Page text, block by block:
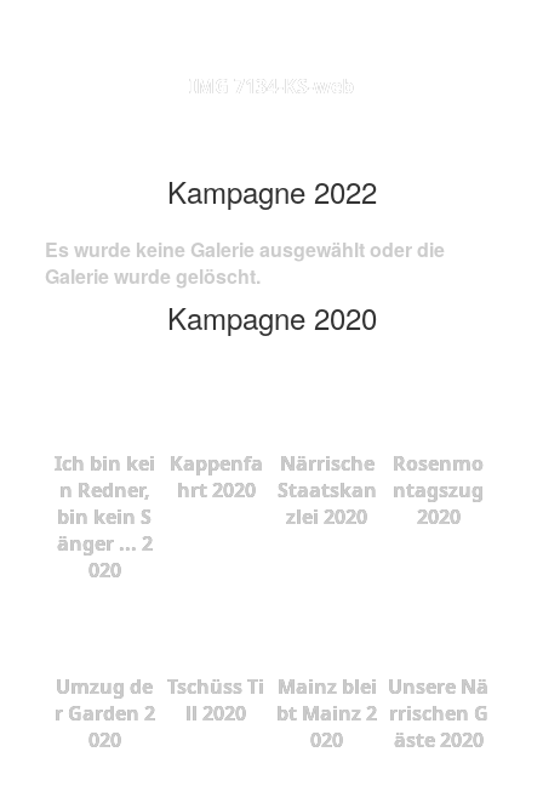
IMG 7134-KS-web
Kampagne 2022
Es wurde keine Galerie ausgewählt oder die
Galerie wurde gelöscht.
Kampagne 2020
Ich bin kei
n Redner,
bin kein S
änger ... 2
020
Kappenfa
hrt 2020
Närrische
Staatskan
zlei 2020
Rosenmo
ntagszug
2020
Umzug de
r Garden 2
020
Tschüss Ti
ll 2020
Mainz blei
bt Mainz 2
020
Unsere Nä
rrischen G
äste 2020